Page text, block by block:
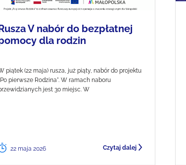
V nabór do bezpłatnej
dla rodzin
piątek (22 maja) rusza, już piąty, nabór do projektu
„Po pierwsze Rodzina". W ramach naboru
jest 30 miejsc. W
22 maja 2026 Czytaj dalej